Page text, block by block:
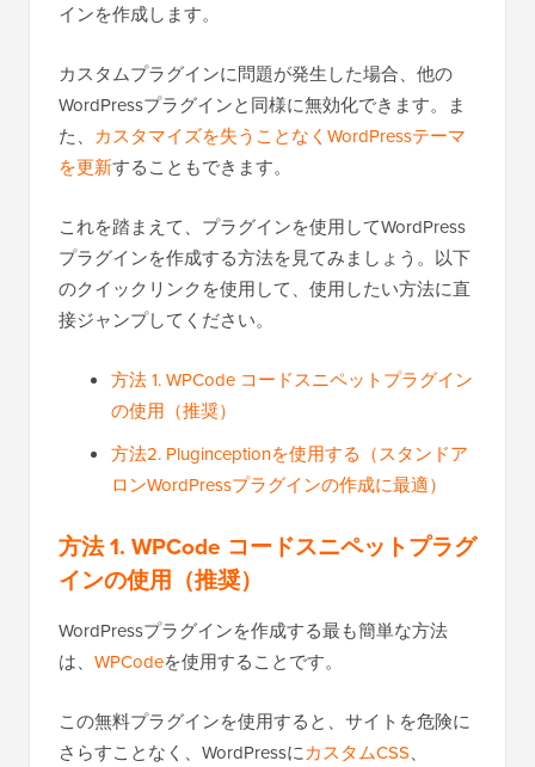
インを作成します。
カスタムプラグインに問題が発生した場合、他の
WordPressプラグインと同様に無効化できます。ま
た、 カスタマイズを失うことなくWordPressテーマ
を更新することもできます。
これを踏まえて、プラグインを使用してWordPress
プラグインを作成する方法を見てみましょう。以下
のクイックリンクを使用して、使用したい方法に直
接ジャンプしてください。
方法 1. WPCode コードスニペットプラグイン
の使用（推奨）
方法2. Pluginceptionを使用する（スタンドア
ロンWordPressプラグインの作成に最適）
方法 1. WPCode コードスニペットプラグ
インの使用（推奨）
WordPressプラグインを作成する最も簡単な方法
は、 WPCodeを使用することです。
この無料プラグインを使用すると、サイトを危険に
さらすことなく、WordPressにカスタムCSS、